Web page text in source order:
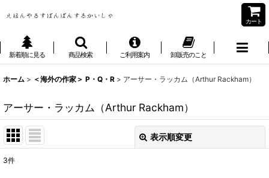
カート
新着順に見る 商品検索 ご利用案内 卸販売のこと
ホーム > ＜海外の作家＞ P・Q・R > アーサー・ラッカム（Arthur Rackham）
アーサー・ラッカム（Arthur Rackham）
表示順変更
3件